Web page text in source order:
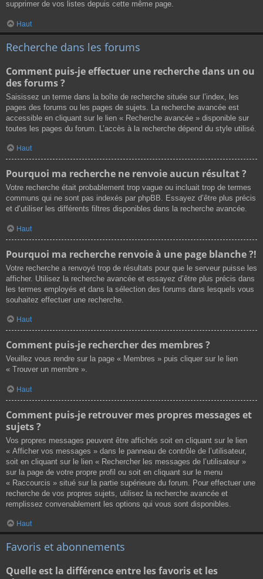
supprimer de vos listes depuis cette même page.
Haut
Recherche dans les forums
Comment puis-je effectuer une recherche dans un ou
des forums ?
Saisissez un terme dans la boîte de recherche située sur l’index, les
pages des forums ou les pages de sujets. La recherche avancée est
accessible en cliquant sur le lien « Recherche avancée » disponible sur
toutes les pages du forum. L’accès à la recherche dépend du style utilisé.
Haut
Pourquoi ma recherche ne renvoie aucun résultat ?
Votre recherche était probablement trop vague ou incluait trop de termes
communs qui ne sont pas indexés par phpBB. Essayez d’être plus précis
et d’utiliser les différents filtres disponibles dans la recherche avancée.
Haut
Pourquoi ma recherche renvoie à une page blanche ?!
Votre recherche a renvoyé trop de résultats pour que le serveur puisse les
afficher. Utilisez la recherche avancée et essayez d’être plus précis dans
les termes employés et dans la sélection des forums dans lesquels vous
souhaitez effectuer une recherche.
Haut
Comment puis-je rechercher des membres ?
Veuillez vous rendre sur la page « Membres » puis cliquer sur le lien
« Trouver un membre ».
Haut
Comment puis-je retrouver mes propres messages et
sujets ?
Vos propres messages peuvent être affichés soit en cliquant sur le lien
« Afficher vos messages » dans le panneau de contrôle de l’utilisateur,
soit en cliquant sur le lien « Rechercher les messages de l’utilisateur »
sur la page de votre propre profil ou soit en cliquant sur le menu
« Raccourcis » situé sur la partie supérieure du forum. Pour effectuer une
recherche de vos propres sujets, utilisez la recherche avancée et
remplissez convenablement les options qui vous sont disponibles.
Haut
Favoris et abonnements
Quelle est la différence entre les favoris et les